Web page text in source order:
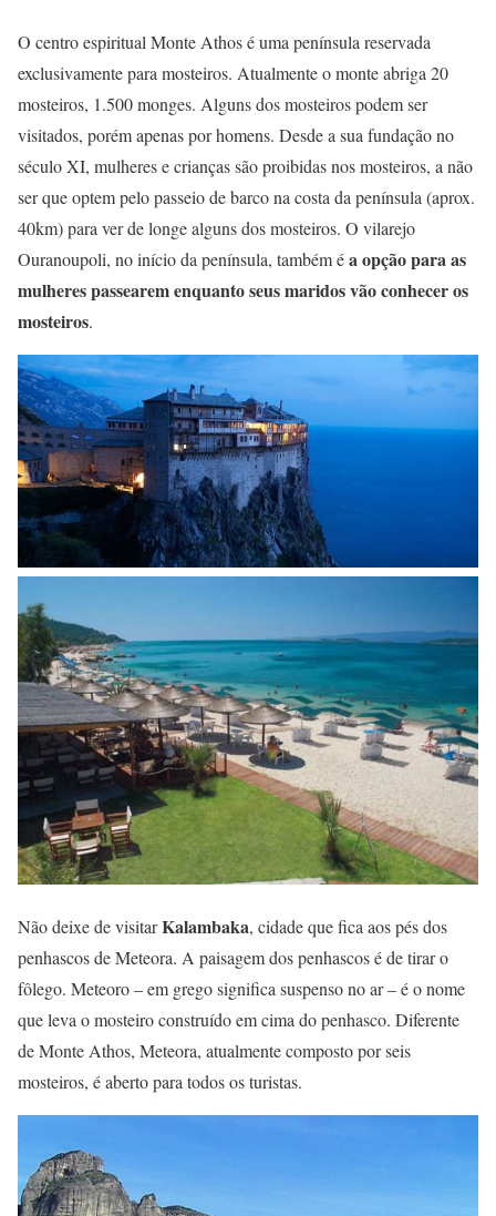
O centro espiritual Monte Athos é uma península reservada
exclusivamente para mosteiros. Atualmente o monte abriga 20
mosteiros, 1.500 monges. Alguns dos mosteiros podem ser
visitados, porém apenas por homens. Desde a sua fundação no
século XI, mulheres e crianças são proibidas nos mosteiros, a não
ser que optem pelo passeio de barco na costa da península (aprox.
40km) para ver de longe alguns dos mosteiros. O vilarejo
Ouranoupoli, no início da península, também éa opção para as
mulheres passearem enquanto seus maridos vão conhecer os
mosteiros.
Não deixe de visitarKalambaka, cidade que fica aos pés dos
penhascos de Meteora. A paisagem dos penhascos é de tirar o
fôlego. Meteoro – em grego significa suspenso no ar – é o nome
que leva o mosteiro construído em cima do penhasco. Diferente
de Monte Athos, Meteora, atualmente composto por seis
mosteiros, é aberto para todos os turistas.